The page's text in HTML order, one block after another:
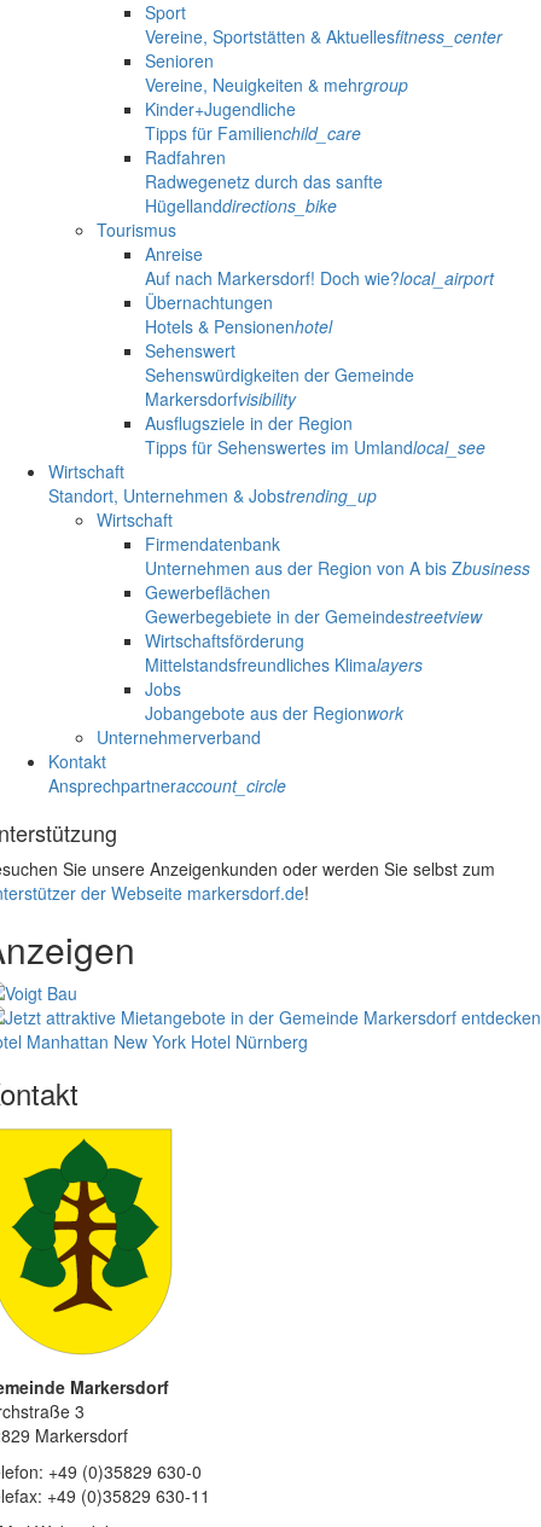
Sport
Vereine, Sportstätten & Aktuellesfitness_center
Senioren
Vereine, Neuigkeiten & mehrgroup
Kinder+Jugendliche
Tipps für Familienchild_care
Radfahren
Radwegenetz durch das sanfte
Hügellanddirections_bike
Tourismus
Anreise
Auf nach Markersdorf! Doch wie?local_airport
Übernachtungen
Hotels & Pensionenhotel
Sehenswert
Sehenswürdigkeiten der Gemeinde
Markersdorfvisibility
Ausflugsziele in der Region
Tipps für Sehenswertes im Umlandlocal_see
Wirtschaft
Standort, Unternehmen & Jobstrending_up
Wirtschaft
Firmendatenbank
Unternehmen aus der Region von A bis Zbusiness
Gewerbeflächen
Gewerbegebiete in der Gemeindestreetview
Wirtschaftsförderung
Mittelstandsfreundliches Klimalayers
Jobs
Jobangebote aus der Regionwork
Unternehmerverband
Kontakt
Ansprechpartneraccount_circle
Sie unsere Anzeigenkunden oder werden Sie selbst zum
der Webseite markersdorf.de!
Manhattan New York Hotel Nürnberg
Markersdorf
3
Markersdorf
+49 (0)35829 630-0
+49 (0)35829 630-11